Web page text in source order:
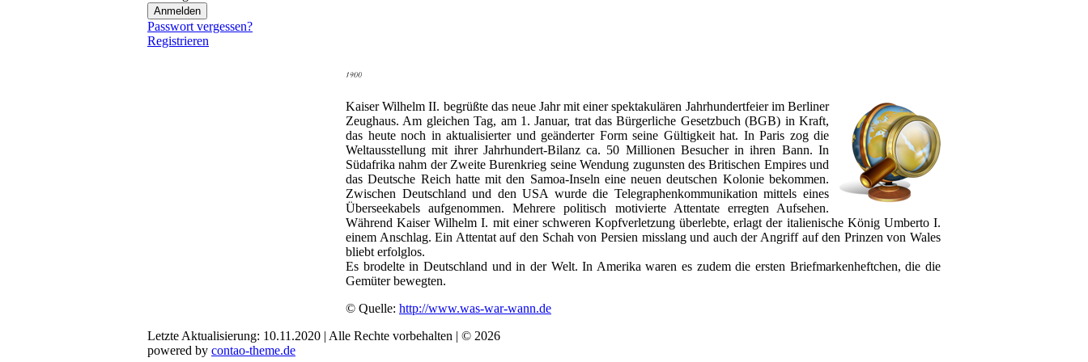
Passwort vergessen?
Registrieren
Kaiser Wilhelm II. begrüßte das neue Jahr mit einer spektakulären Jahrhundertfeier im Berliner
Zeughaus. Am gleichen Tag, am 1. Januar, trat das Bürgerliche Gesetzbuch (BGB) in Kraft,
das heute noch in aktualisierter und geänderter Form seine Gültigkeit hat. In Paris zog die
Weltausstellung mit ihrer Jahrhundert-Bilanz ca. 50 Millionen Besucher in ihren Bann. In
Südafrika nahm der Zweite Burenkrieg seine Wendung zugunsten des Britischen Empires und
das Deutsche Reich hatte mit den Samoa-Inseln eine neuen deutschen Kolonie bekommen.
Zwischen Deutschland und den USA wurde die Telegraphenkommunikation mittels eines
Überseekabels aufgenommen. Mehrere politisch motivierte Attentate erregten Aufsehen.
Während Kaiser Wilhelm I. mit einer schweren Kopfverletzung überlebte, erlagt der italienische König Umberto I.
einem Anschlag. Ein Attentat auf den Schah von Persien misslang und auch der Angriff auf den Prinzen von Wales
bliebt erfolglos.
Es brodelte in Deutschland und in der Welt. In Amerika waren es zudem die ersten Briefmarkenheftchen, die die
Gemüter bewegten.
© Quelle: http://www.was-war-wann.de
Letzte Aktualisierung: 10.11.2020 | Alle Rechte vorbehalten | © 2026
powered by contao-theme.de